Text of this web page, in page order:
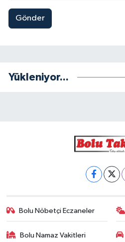
Gönder
Yükleniyor...
Bolu Nöbetçi Eczaneler
Bolu Namaz Vakitleri